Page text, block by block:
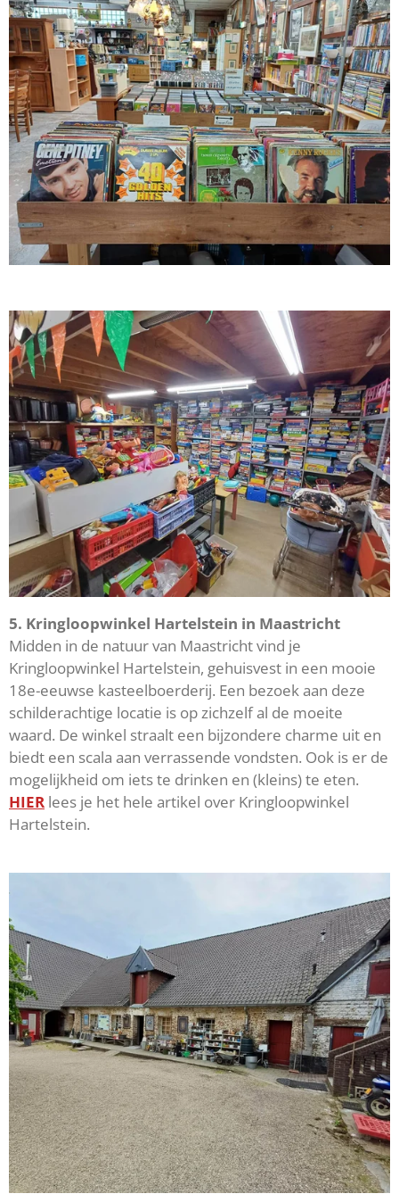
5. Kringloopwinkel Hartelstein in Maastricht
Midden in de natuur van Maastricht vind je
Kringloopwinkel Hartelstein, gehuisvest in een mooie
18e-eeuwse kasteelboerderij. Een bezoek aan deze
schilderachtige locatie is op zichzelf al de moeite
waard. De winkel straalt een bijzondere charme uit en
biedt een scala aan verrassende vondsten. Ook is er de
mogelijkheid om iets te drinken en (kleins) te eten.
HIER lees je het hele artikel over Kringloopwinkel
Hartelstein.